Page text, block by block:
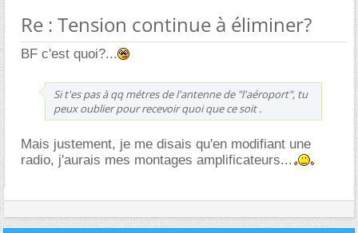
Re : Tension continue à éliminer?
BF c'est quoi?...
Si t'es pas à qq métres de l'antenne de "l'aéroport", tu
peux oublier pour recevoir quoi que ce soit .
Mais justement, je me disais qu'en modifiant une
radio, j'aurais mes montages amplificateurs...